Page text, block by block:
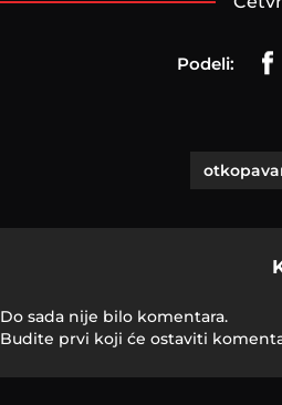
Podeli:
Do sada nije bilo komentara.
Budite prvi koji će ostaviti